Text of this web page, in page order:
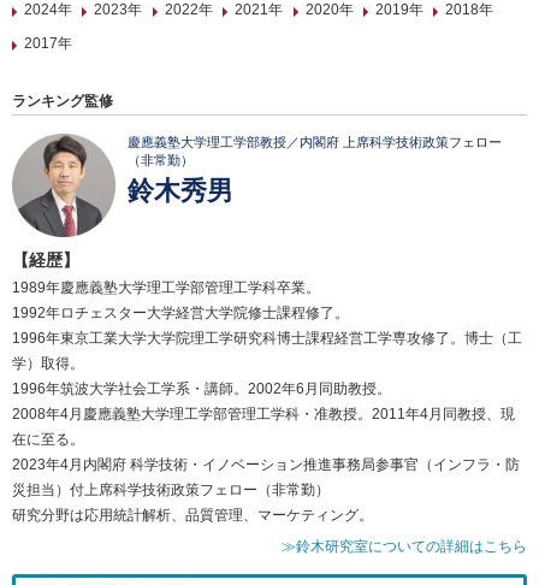
2024年
2023年 2022年 2021年 2020年 2019年
2018年
2017年
ランキング監修
慶應義塾大学理工学部教授／内閣府 上席科学技術政策フェロー
（非常勤）
鈴木秀男
【経歴】
1989年慶應義塾大学理工学部管理工学科卒業。
1992年ロチェスター大学経営大学院修士課程修了。
1996年東京工業大学大学院理工学研究科博士課程経営工学専攻修了。博士（工
学）取得。
1996年筑波大学社会工学系・講師。2002年6月同助教授。
2008年4月慶應義塾大学理工学部管理工学科・准教授。2011年4月同教授、現
在に至る。
2023年4月内閣府 科学技術・イノベーション推進事務局参事官（インフラ・防
災担当）付上席科学技術政策フェロー（非常勤）
研究分野は応用統計解析、品質管理、マーケティング。
≫鈴木研究室についての詳細はこちら